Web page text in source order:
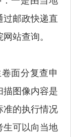
邮政快递直
站查询。
面分复查申
图像内容是
准的执行情况
生可以向当地